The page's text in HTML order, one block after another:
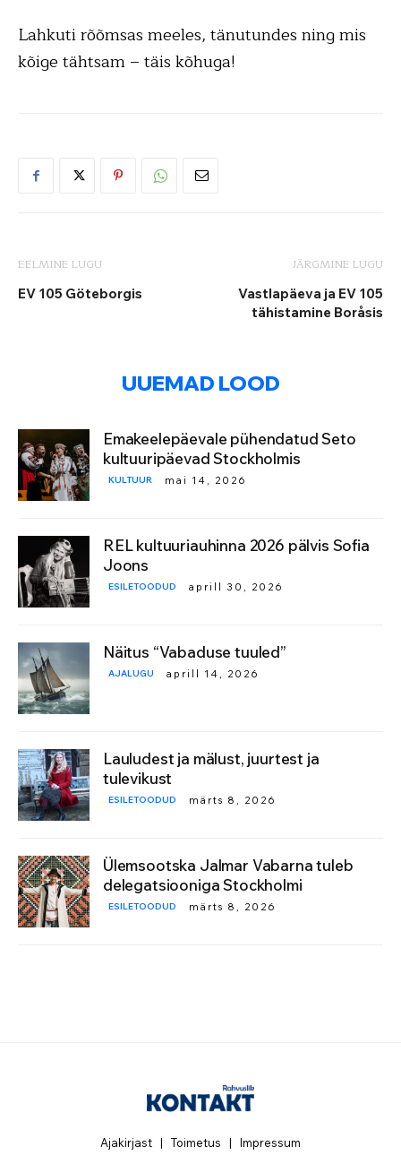
Lahkuti rõõmsas meeles, tänutundes ning mis
kõige tähtsam – täis kõhuga!
EELMINE LUGU
EV 105 Göteborgis
JÄRGMINE LUGU
Vastlapäeva ja EV 105
tähistamine Boråsis
UUEMAD LOOD
Emakeelepäevale pühendatud Seto
kultuuripäevad Stockholmis
KULTUUR mai 14, 2026
REL kultuuriauhinna 2026 pälvis Sofia
Joons
ESILETOODUD aprill 30, 2026
Näitus “Vabaduse tuuled”
AJALUGU aprill 14, 2026
Lauludest ja mälust, juurtest ja
tulevikust
ESILETOODUD märts 8, 2026
Ülemsootska Jalmar Vabarna tuleb
delegatsiooniga Stockholmi
ESILETOODUD märts 8, 2026
Ajakirjast | Toimetus | Impressum